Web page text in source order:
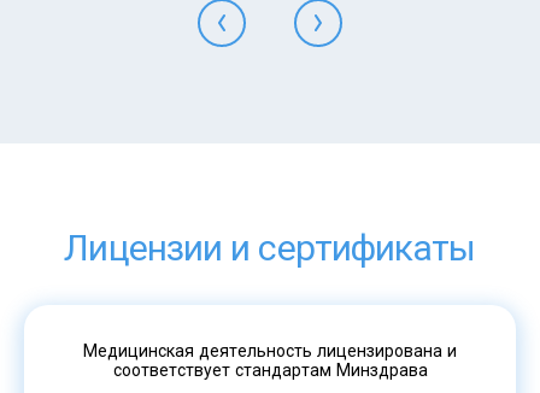
Лицензии и сертификаты
Медицинская деятельность лицензирована и
соответствует стандартам Минздрава